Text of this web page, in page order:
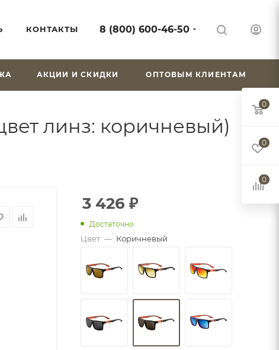
КОНТАКТЫ 8 (800) 600-46-50
АКЦИИ И СКИДКИ ОПТОВЫМ КЛИЕНТАМ
линз: коричневый)
3 426 ₽
Достаточно
Цвет — Коричневый
0
0
0